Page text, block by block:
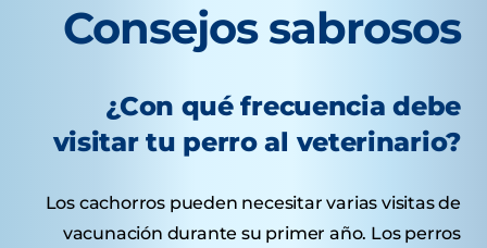
Consejos sabrosos
¿Con qué frecuencia debe
visitar tu perro al veterinario?
Los cachorros pueden necesitar varias visitas de
vacunación durante su primer año. Los perros